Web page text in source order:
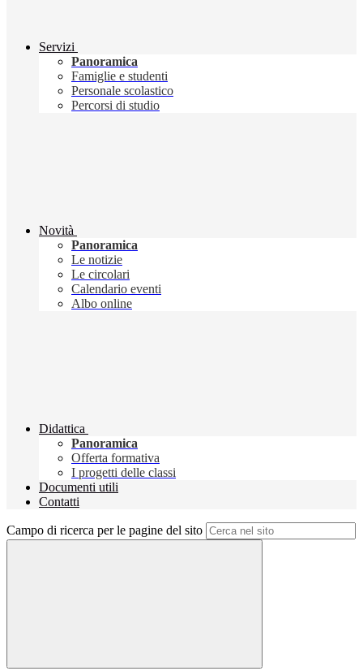
Servizi
Panoramica
Famiglie e studenti
Personale scolastico
Percorsi di studio
Novità
Panoramica
Le notizie
Le circolari
Calendario eventi
Albo online
Didattica
Panoramica
Offerta formativa
I progetti delle classi
Documenti utili
Contatti
Campo di ricerca per le pagine del sito